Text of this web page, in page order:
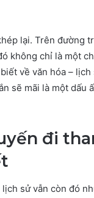
lại. Trên đường
không chỉ là một
về văn hóa –
sẽ mãi là một dấu
đi
sử vẫn còn đó